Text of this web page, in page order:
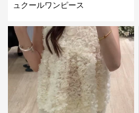
ュクールワンピース